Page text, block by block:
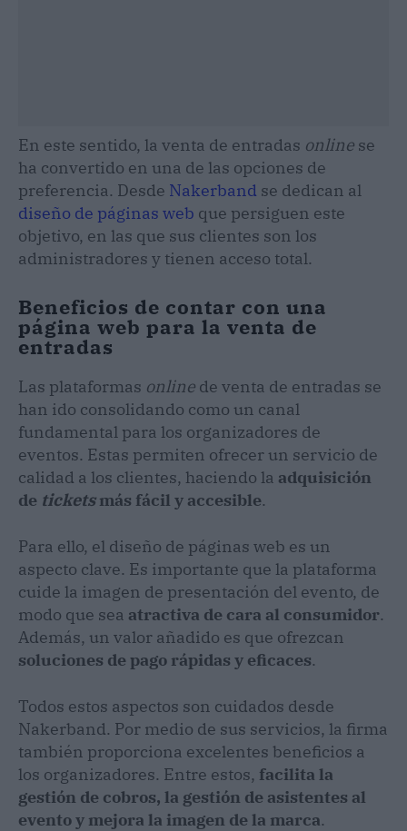
En este sentido, la venta de entradas online se
ha convertido en una de las opciones de
preferencia. Desde Nakerband se dedican al
diseño de páginas web que persiguen este
objetivo, en las que sus clientes son los
administradores y tienen acceso total.
Beneficios de contar con una
página web para la venta de
entradas
Las plataformas online de venta de entradas se
han ido consolidando como un canal
fundamental para los organizadores de
eventos. Estas permiten ofrecer un servicio de
calidad a los clientes, haciendo la adquisición
de ticketsmás fácil y accesible.
Para ello, el diseño de páginas web es un
aspecto clave. Es importante que la plataforma
cuide la imagen de presentación del evento, de
modo que sea atractiva de cara al consumidor.
Además, un valor añadido es que ofrezcan
soluciones de pago rápidas y eficaces.
Todos estos aspectos son cuidados desde
Nakerband. Por medio de sus servicios, la firma
también proporciona excelentes beneficios a
los organizadores. Entre estos, facilita la
gestión de cobros, la gestión de asistentes al
evento y mejora la imagen de la marca.